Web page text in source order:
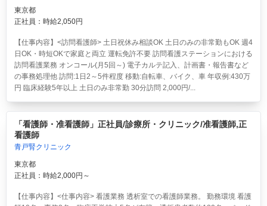
東京都
正社員：時給2,050円
【仕事内容】<訪問看護師> 土日祝休み相談OK 土日のみの非常勤もOK 週4
日OK・時短OKで家庭と両立 運転免許不要 訪問看護ステーションにおける
訪問看護業務 オンコール(月5回～) 電子カルテ記入、計画書・報告書など
の事務処理他 訪問:1日2～5件程度 移動:自転車、バイク、車 年収例:430万
円 臨床経験5年以上 土日のみ非常勤 30分訪問 2,000円/...
「看護師・准看護師」正社員/診療所・クリニック/准看護師,正
看護師
青戸腎クリニック
東京都
正社員：時給2,000円～
【仕事内容】<仕事内容> 看護業務 透析室での看護師業務。 勤務環境 看護